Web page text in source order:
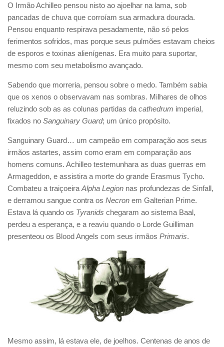
O Irmão Achilleo pensou nisto ao ajoelhar na lama, sob
pancadas de chuva que corroíam sua armadura dourada.
Pensou enquanto respirava pesadamente, não só pelos
ferimentos sofridos, mas porque seus pulmões estavam cheios
de esporos e toxinas alienígenas. Era muito para suportar,
mesmo com seu metabolismo avançado.
Sabendo que morreria, pensou sobre o medo. Também sabia
que os xenos o observavam nas sombras. Milhares de olhos
reluzindo sob as as colunas partidas da cathedrum imperial,
fixados no Sanguinary Guard; um único propósito.
Sanguinary Guard… um campeão em comparação aos seus
irmãos astartes, assim como eram em comparação aos
homens comuns. Achilleo testemunhara as duas guerras em
Armageddon, e assistira a morte do grande Erasmus Tycho.
Combateu a traiçoeira Alpha Legion nas profundezas de Sinfall,
e derramou sangue contra os Necron em Galterian Prime.
Estava lá quando os Tyranids chegaram ao sistema Baal,
perdeu a esperança, e a reaviu quando o Lorde Guilliman
presenteou os Blood Angels com seus irmãos Primaris.
Mesmo assim, lá estava ele, de joelhos. Centenas de anos de